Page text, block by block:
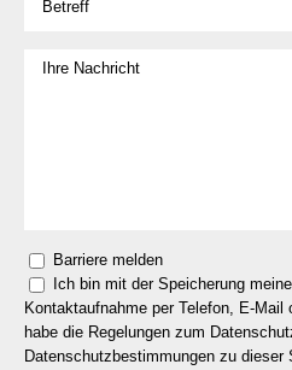
Barriere melden
Ich bin mit der Speicherung
Kontaktaufnahme per Telefon, E-Mail
habe die Regelungen zum
Datenschutzbestimmungen zu dieser